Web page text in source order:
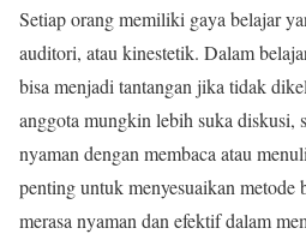
Setiap orang memiliki gaya belajar
auditori, atau kinestetik. Dalam
bisa menjadi tantangan jika tidak
anggota mungkin lebih suka diskusi,
nyaman dengan membaca atau
penting untuk menyesuaikan metode
merasa nyaman dan efektif dalam